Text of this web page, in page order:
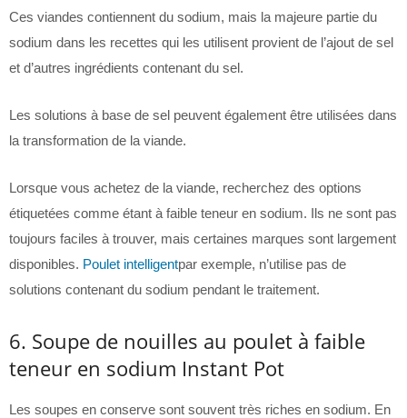
Ces viandes contiennent du sodium, mais la majeure partie du
sodium dans les recettes qui les utilisent provient de l’ajout de sel
et d’autres ingrédients contenant du sel.
Les solutions à base de sel peuvent également être utilisées dans
la transformation de la viande.
Lorsque vous achetez de la viande, recherchez des options
étiquetées comme étant à faible teneur en sodium. Ils ne sont pas
toujours faciles à trouver, mais certaines marques sont largement
disponibles. Poulet intelligentpar exemple, n’utilise pas de
solutions contenant du sodium pendant le traitement.
6. Soupe de nouilles au poulet à faible
teneur en sodium Instant Pot
Les soupes en conserve sont souvent très riches en sodium. En